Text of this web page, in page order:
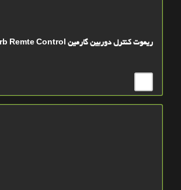
ریموت کنترل دوربین گارمین Garmin Virb Remte Control